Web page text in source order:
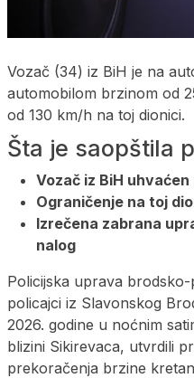
Vozač (34) iz BiH je na
automobilom brzinom od
od 130 km/h na toj dionici.
Šta je saopštila
Vozač iz BiH
Ograničenje na toj
Izrečena zabrana
nalog
Policijska uprava
policajci iz Slavonskog
2026. godine u noćnim
blizini Sikirevaca, utvrdili
prekoračenja brzine